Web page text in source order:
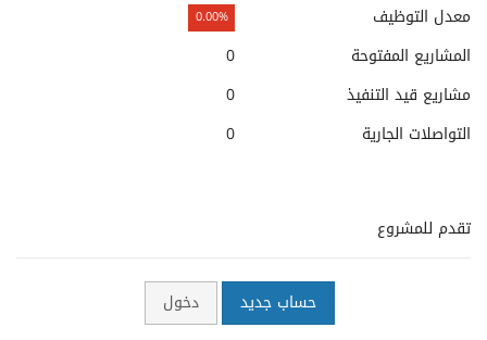
معدل التوظيف
0.00%
المشاريع المفتوحة
0
مشاريع قيد التنفيذ
0
التواصلات الجارية
0
تقدم للمشروع
حساب جديد دخول